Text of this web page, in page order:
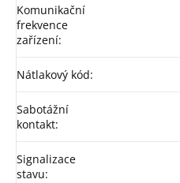
Komunikační
frekvence
zařízení:
Nátlakový kód:
Sabotážní
kontakt:
Signalizace
stavu: